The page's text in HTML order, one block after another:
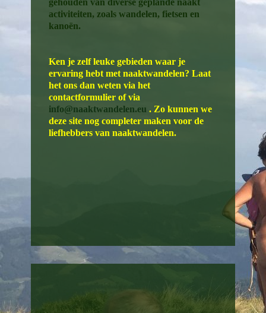
gehouden van diverse geplande naakt
activiteiten, zoals wandelen, fietsen en
kanoën.
Ken je zelf leuke gebieden waar je
ervaring hebt met naaktwandelen? Laat
het ons dan weten via het
contactformulier of via
info@naaktwandelen.eu . Zo kunnen we
deze site nog completer maken voor de
liefhebbers van naaktwandelen.